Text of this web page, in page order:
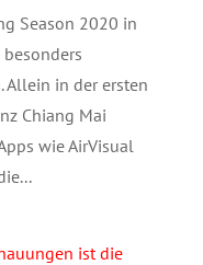
Season 2020 in
Allein in der ersten
Chiang Mai
wie AirVisual
ist die